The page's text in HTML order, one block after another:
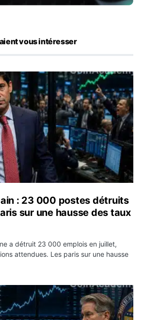
vous intéresser
: 23 000 postes détruits en juillet, les
: 23 000 postes détruits
sur une hausse des taux
a détruit 23 000 emplois en juillet,
attendues. Les paris sur une hausse
vendu des euros sans prévenir la